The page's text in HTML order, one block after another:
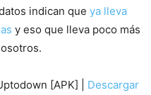
indican que ya lleva
y eso que lleva poco más
[APK] | Descargar